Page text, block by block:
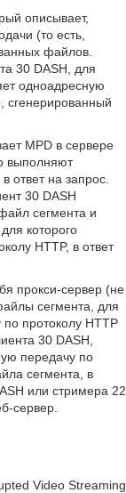
описывает,
(то есть,
файлов.
30 DASH, для
одноадресную
сгенерированный
MPD в сервере
выполняют
ответ на запрос.
30 DASH
сегмента и
которого
HTTP, в ответ
прокси-сервер (не
сегмента, для
протоколу HTTP
30 DASH,
передачу по
сегмента, в
или стримера 22
сервер.
Video Streaming